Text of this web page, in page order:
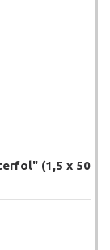
(1,5 х 50